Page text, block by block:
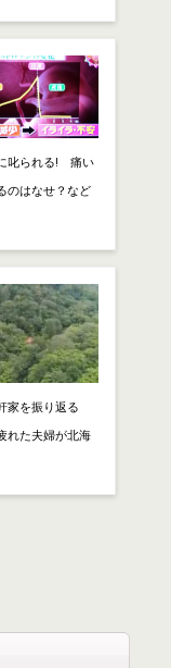
叱られる! 痛い
のはなせ？など
家を振り返る
れた夫婦が北海